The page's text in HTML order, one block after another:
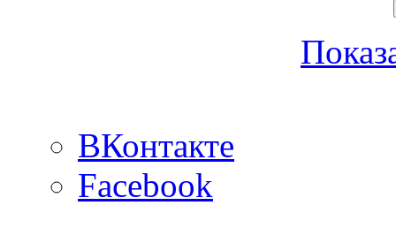
ВКонтакте
Facebook